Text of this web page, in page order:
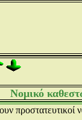
Νομικό
προστατευτικοί